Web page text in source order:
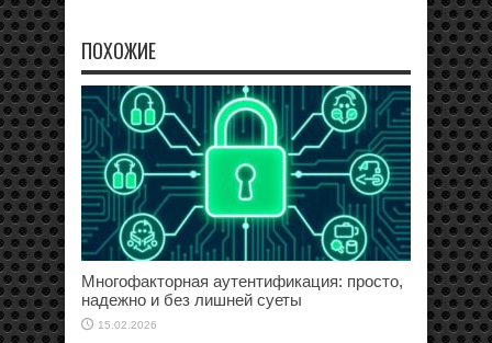
ПОХОЖИЕ
Многофакторная аутентификация: просто,
надежно и без лишней суеты
15.02.2026